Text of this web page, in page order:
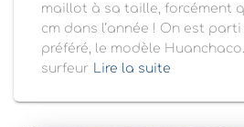
maillot à sa taille, forcément
cm dans l’année ! On est
préféré, le modèle
surfeur
Lire la suite